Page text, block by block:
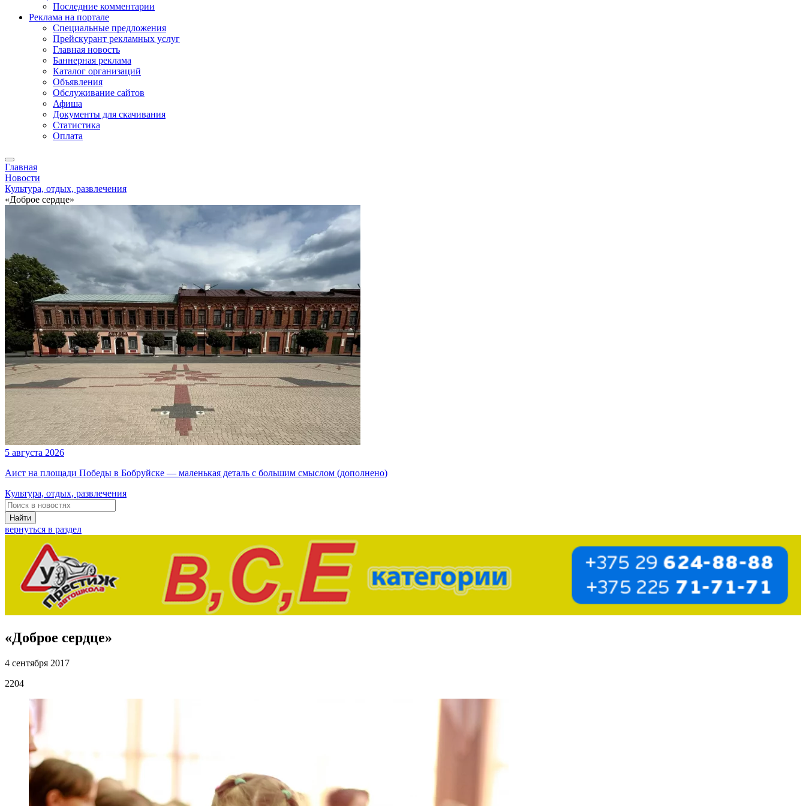
Последние комментарии
Реклама на портале
Специальные предложения
Прейскурант рекламных услуг
Главная новость
Баннерная реклама
Каталог организаций
Объявления
Обслуживание сайтов
Афиша
Документы для скачивания
Статистика
Оплата
Главная
Новости
Культура, отдых, развлечения
«Доброе сердце»
5 августа 2026
Аист на площади Победы в Бобруйске — маленькая деталь с большим смыслом (дополнено)
Культура, отдых, развлечения
Найти
вернуться в раздел
«Доброе сердце»
4 сентября 2017
2204